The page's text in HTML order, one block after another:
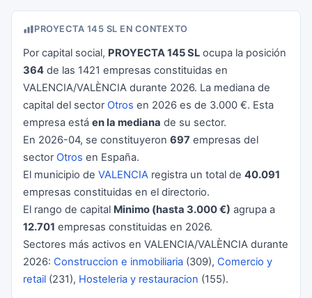
PROYECTA 145 SL EN CONTEXTO
Por capital social, PROYECTA 145 SL ocupa la posición
364 de las 1421 empresas constituidas en
VALENCIA/VALÈNCIA durante 2026. La mediana de
capital del sector Otros en 2026 es de 3.000 €. Esta
empresa está en la mediana de su sector.
En 2026-04, se constituyeron 697 empresas del
sector Otros en España.
El municipio de VALENCIA registra un total de 40.091
empresas constituidas en el directorio.
El rango de capital Minimo (hasta 3.000 €) agrupa a
12.701 empresas constituidas en 2026.
Sectores más activos en VALENCIA/VALÈNCIA durante
2026: Construccion e inmobiliaria (309), Comercio y
retail (231), Hosteleria y restauracion (155).